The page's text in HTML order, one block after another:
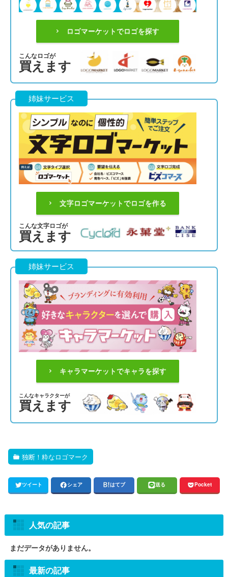
ロゴマーケットでロゴを探す
こんなロゴが
買えます
姉妹サービス
文字ロゴマーケットでロゴを作る
こんな文字ロゴが
買えます
姉妹サービス
キャラマーケットでキャラを探す
こんなキャラクターが
買えます
独断！粋なロゴマーク
ツイート シェア はてブ 送る Pocket
人気の記事
まだデータがありません。
最新の記事